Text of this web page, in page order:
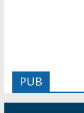
PUB